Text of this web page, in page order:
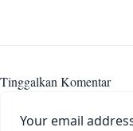
Tinggalkan Komentar
Your email